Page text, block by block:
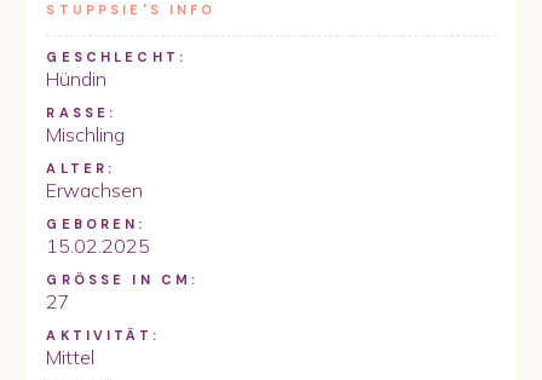
STUPPSIE 'S INFO
GESCHLECHT:
Hündin
RASSE:
Mischling
ALTER:
Erwachsen
GEBOREN:
15.02.2025
GRÖSSE IN CM:
27
AKTIVITÄT:
Mittel